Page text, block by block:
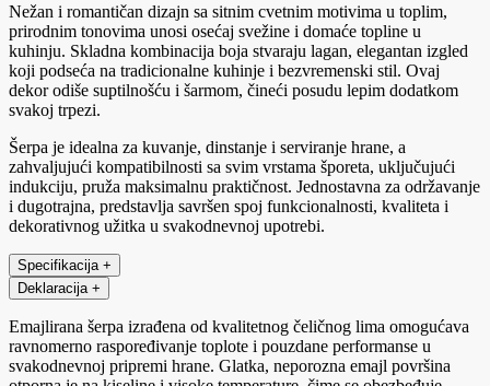
Nežan i romantičan dizajn sa sitnim cvetnim motivima u toplim,
prirodnim tonovima unosi osećaj svežine i domaće topline u
kuhinju. Skladna kombinacija boja stvaraju lagan, elegantan izgled
koji podseća na tradicionalne kuhinje i bezvremenski stil. Ovaj
dekor odiše suptilnošću i šarmom, čineći posudu lepim dodatkom
svakoj trpezi.
Šerpa je idealna za kuvanje, dinstanje i serviranje hrane, a
zahvaljujući kompatibilnosti sa svim vrstama šporeta, uključujući
indukciju, pruža maksimalnu praktičnost. Jednostavna za održavanje
i dugotrajna, predstavlja savršen spoj funkcionalnosti, kvaliteta i
dekorativnog užitka u svakodnevnoj upotrebi.
Specifikacija +
Deklaracija +
Emajlirana šerpa izrađena od kvalitetnog čeličnog lima omogućava
ravnomerno raspoređivanje toplote i pouzdane performanse u
svakodnevnoj pripremi hrane. Glatka, neporozna emajl površina